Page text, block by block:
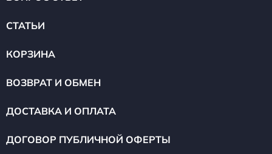
СТАТЬИ
КОРЗИНА
ВОЗВРАТ И ОБМЕН
ДОСТАВКА И ОПЛАТА
ДОГОВОР ПУБЛИЧНОЙ ОФЕРТЫ